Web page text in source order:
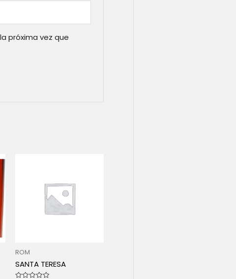
próxima vez que
ROM
SANTA TERESA